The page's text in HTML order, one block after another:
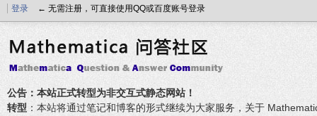
登录 ← 无需注册，可直接使用QQ或百度账号登录
公告：本站正式转型为非交互式静态网站！
转型 ：本站将通过笔记和博客的形式继续为大家服务，关于